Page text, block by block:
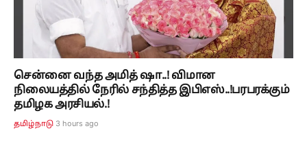
சென்னை வந்த அமித் ஷா..! விமான
நிலையத்தில் நேரில் சந்தித்த இபிஎஸ்..!பரபரக்கும்
தமிழக அரசியல்.!
தமிழ்நாடு 3 hours ago